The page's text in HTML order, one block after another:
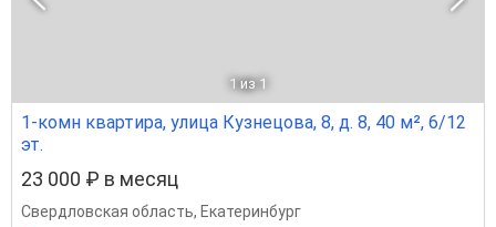
1 из 1
1-комн квартира, улица Кузнецова, 8, д. 8, 40 м², 6/12
эт.
23 000 ₽ в месяц
Свердловская область, Екатеринбург